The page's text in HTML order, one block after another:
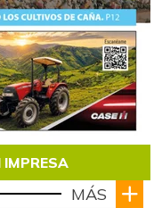
IMPRESA
MÁS